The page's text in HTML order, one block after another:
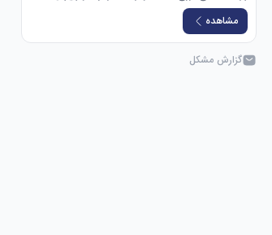
مشاهده
گزارش مشکل